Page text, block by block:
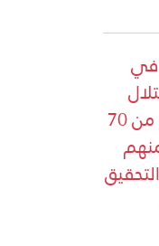
في
اعتقلت واحتجزت أكثر من 70